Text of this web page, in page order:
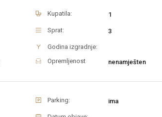
Kupatila: 1
Sprat: 3
Godina izgradnje:
Opremljenost nenamješten
Parking: ima